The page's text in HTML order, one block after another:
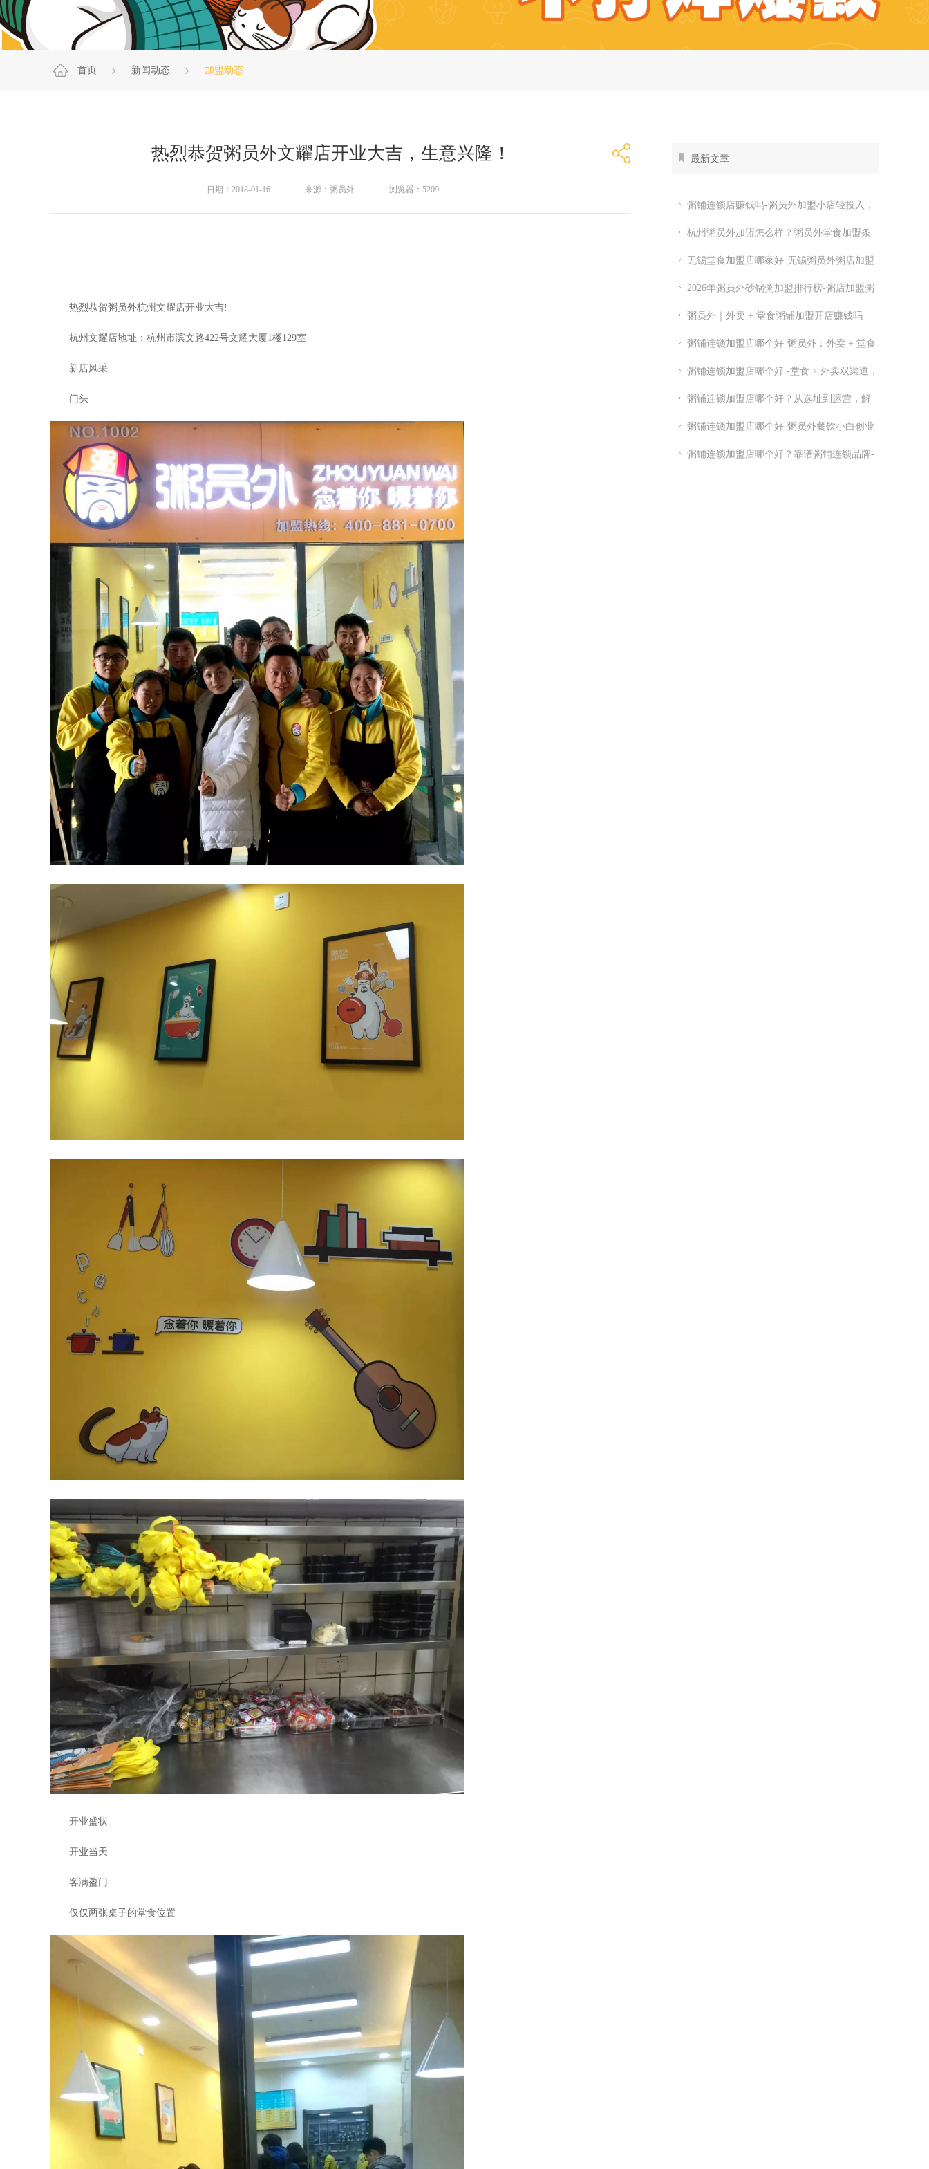
首页 新闻动态 加盟动态
热烈恭贺粥员外文耀店开业大吉，生意兴隆！
日期：2018-01-16 来源：粥员外 浏览器：5209
热烈恭贺粥员外杭州文耀店开业大吉!
杭州文耀店地址：杭州市滨文路422号文耀大厦1楼129室
新店风采
门头
开业盛状
开业当天
客满盈门
仅仅两张桌子的堂食位置
最新文章
粥铺连锁店赚钱吗-粥员外加盟小店轻投入，
全时段都有生意
杭州粥员外加盟怎么样？粥员外堂食加盟条
无锡堂食加盟店哪家好-无锡粥员外粥店加盟
2026年粥员外砂锅粥加盟排行榜-粥店加盟粥
员外开店怎么样
粥员外｜外卖 + 堂食粥铺加盟开店赚钱吗
粥铺连锁加盟店哪个好-粥员外：外卖 + 堂食
粥铺加盟
粥铺连锁加盟店哪个好 -堂食 + 外卖双渠道，
优质连锁粥员外加盟推荐
粥铺连锁加盟店哪个好？从选址到运营，解
析连锁开店关键点
粥铺连锁加盟店哪个好-粥员外餐饮小白创业
指南-粥员外加盟官网
粥铺连锁加盟店哪个好？靠谱粥铺连锁品牌-